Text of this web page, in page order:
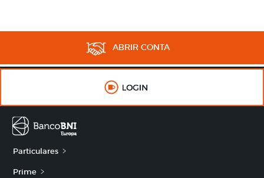
ABRIR CONTA
Particulares
Prime